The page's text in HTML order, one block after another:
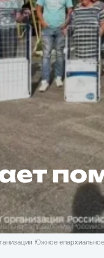
Южное